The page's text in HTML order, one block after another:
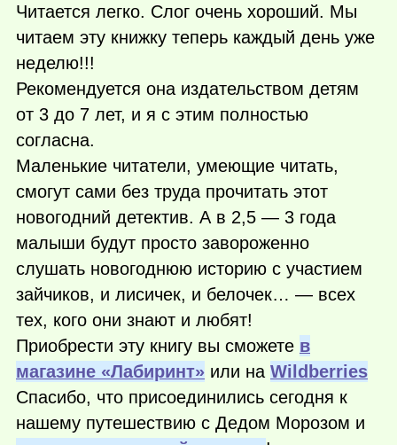
Читается легко. Слог очень хороший. Мы
читаем эту книжку теперь каждый день уже
неделю!!!
Рекомендуется она издательством детям
от 3 до 7 лет, и я с этим полностью
согласна.
Маленькие читатели, умеющие читать,
смогут сами без труда прочитать этот
новогодний детектив. А в 2,5 — 3 года
малыши будут просто завороженно
слушать новогоднюю историю с участием
зайчиков, и лисичек, и белочек… — всех
тех, кого они знают и любят!
Приобрести эту книгу вы сможете в
магазине «Лабиринт» или на Wildberries
Спасибо, что присоединились сегодня к
нашему путешествию с Дедом Морозом и